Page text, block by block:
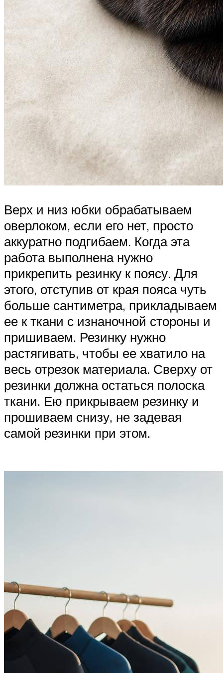
Верх и низ юбки обрабатываем
оверлоком, если его нет, просто
аккуратно подгибаем. Когда эта
работа выполнена нужно
прикрепить резинку к поясу. Для
этого, отступив от края пояса чуть
больше сантиметра, прикладываем
ее к ткани с изнаночной стороны и
пришиваем. Резинку нужно
растягивать, чтобы ее хватило на
весь отрезок материала. Сверху от
резинки должна остаться полоска
ткани. Ею прикрываем резинку и
прошиваем снизу, не задевая
самой резинки при этом.